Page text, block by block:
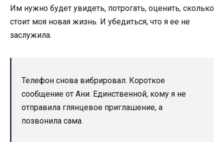
Им нужно будет увидеть, потрогать, оценить, сколько
стоит моя новая жизнь. И убедиться, что я ее не
заслужила.
Телефон снова вибрировал. Короткое
сообщение от Ани. Единственной, кому я не
отправила глянцевое приглашение, а
позвонила сама.